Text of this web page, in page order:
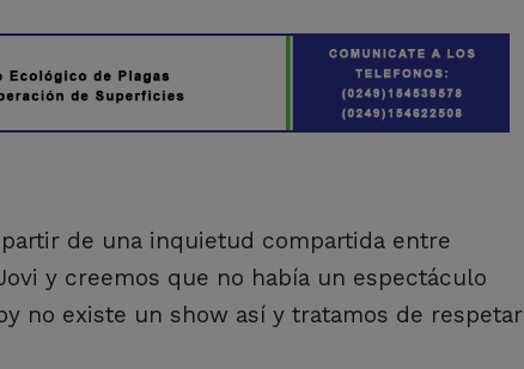
de una inquietud compartida entre
y creemos que no había un espectáculo
no existe un show así y tratamos de respetar